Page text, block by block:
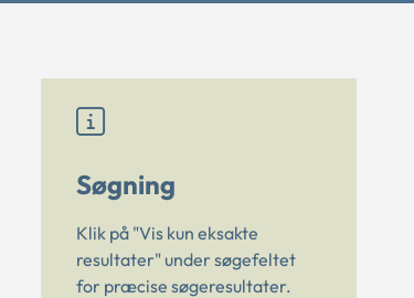
Søgning
Klik på "Vis kun eksakte
resultater" under søgefeltet
for præcise søgeresultater.